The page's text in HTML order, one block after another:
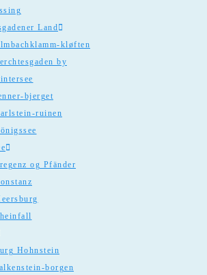
Land
kløften
by
bjerget
ruinen
og Pfänder
Hohnstein
borgen